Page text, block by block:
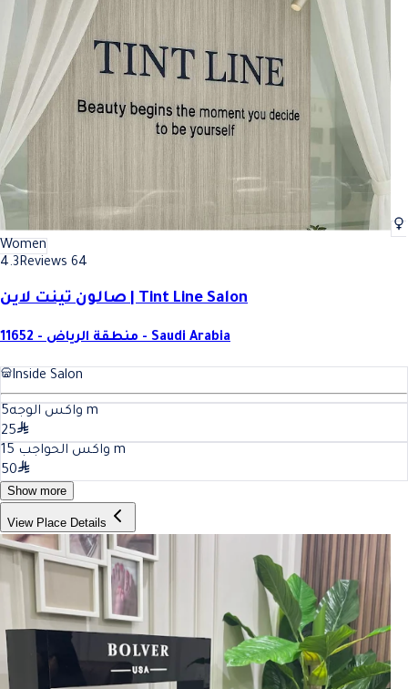
Women
4.3Reviews 64
صالون تينت لاين | Tint Line Salon
11652 - منطقة الرياض - Saudi Arabia
Inside Salon
واكس الوجه5
m
25
واكس الحواجب 15
m
50
Show more
View Place Details